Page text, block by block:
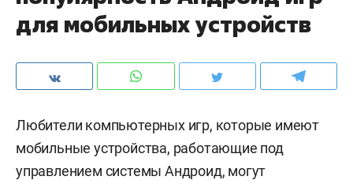
для мобильных устройств
Любители компьютерных игр, которые имеют
мобильные устройства, работающие под
управлением системы Андроид, могут